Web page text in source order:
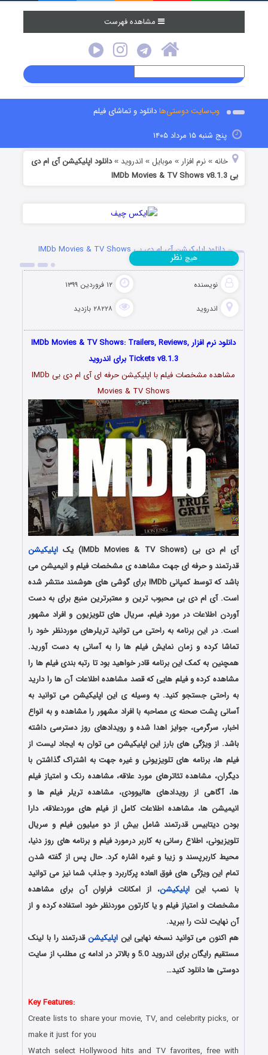
مشاهده فهرست
وب‌سایت دوستی‌هادانلود و تماشای فیلم
پنج شنبه ۱۵ مرداد ۱۴۰۵
خانه »نرم افزار » موبایل » اندروید »دانلود اپلیکیشن آی ام دی
بی IMDb Movies & TV Shows v8.1.3
دانلود اپلیکیشن آی ام دی بی IMDb Movies & TV Shows
v8.1.3
نویسنده ۱۲ فروردین ۱۳۹۹
اندروید ۲۸۲۲۸ بازدید
هیچ نظر
دانلود نرم افزار IMDb Movies & TV Shows: Trailers, Reviews,
Tickets v8.1.3 برای اندروید
مشاهده مشخصات فیلم با اپلیکیشن حرفه ای آی ام دی بی IMDb
Movies & TV Shows
آی ام دی بی (IMDb Movies & TV Shows) یک
اپلیکیشن
قدرتمند و حرفه ای جهت مشاهده ی مشخصات فیلم و انیمیشن می
باشد که توسط کمپانی IMDb برای گوشی های هوشمند منتشر شده
است. آی ام دی بی محبوب ترین و معتبرترین منبع برای به دست
آوردن اطلاعات در مورد فیلم، سریال های تلویزیون و افراد مشهور
است. در این برنامه به راحتی می توانید تریلرهای موردنظر خود را
تماشا کرده و زمان نمایش فیلم ها را به آسانی به دست آورید.
همچنین به کمک این برنامه قادر خواهید بود تا رتبه بندی فیلم ها را
مشاهده کرده و فیلم هایی که قصد مشاهده اطلاعات آن ها را دارید
به راحتی جستجو کنید. به وسیله ی این اپلیکیشن می توانید به
آسانی پشت صحنه ی مصاحبه با افراد مشهور را مشاهده و به انواع
اخبار، سرگرمی، جوایز اهدا شده و رویدادهای روز دسترسی داشته
باشد. از ویژگی های بارز این اپلیکیشن می توان به ایجاد لیست از
فیلم ها، برنامه های تلویزیونی و غیره جهت به اشتراک گذاشتن با
دیگران، مشاهده تئاترهای مورد علاقه، مشاهده رنک و امتیاز فیلم
ها، آگاهی از رویدادهای هالیوودی، مشاهده تریلر فیلم ها و
انیمیشن ها، مشاهده اطلاعات کامل از فیلم های موردعلاقه، دارا
بودن دیتابیس قدرتمند شامل بیش از دو میلیون فیلم و سریال
تلویزیونی، اطلاع رسانی به کاربر درمورد فیلم و برنامه های روز دنیا،
محیط کاربرپسند و زیبا و غیره اشاره کرد. حال پس از گفته شدن
تمام این ویژگی های فوق العاده پرکاربرد و جذاب شما نیز می توانید
با نصب ایناپلیکیشن، از امکانات فراوان آن برای مشاهده
مشخصات و امتیاز فیلم و یا کارتون موردنظر خود استفاده کرده و از
آن نهایت لذت را ببرید.
هم اکنون می توانید نسخه نهایی ایناپلیکیشنقدرتمند را با لینک
مستقیم رایگان برای اندروید 5.0 و بالاتر در ادامه ی مطلب از سایت
دوستی ها دانلود کنید…
Key Features:
Create lists to share your movie, TV, and celebrity picks, or
make it just for you
Watch select Hollywood hits and TV favorites, free with